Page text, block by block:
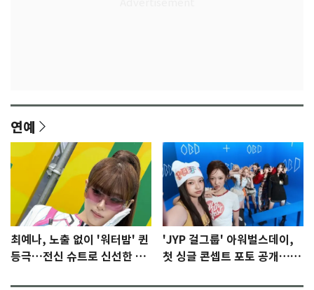
연예
최예나, 노출 없이 '워터밤' 퀸
등극…전신 슈트로 신선한 충
'JYP 걸그룹' 아워벌스데이,
첫 싱글 콘셉트 포토 공개…청